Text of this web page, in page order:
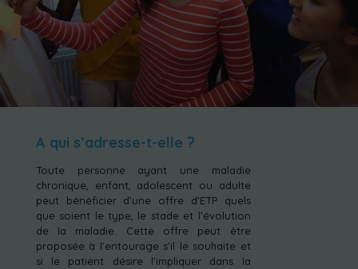
A qui s’adresse-t-elle ?
Toute personne ayant une maladie
chronique, enfant, adolescent ou adulte
peut bénéficier d’une offre d’ETP quels
que soient le type, le stade et l’évolution
de la maladie. Cette offre peut être
proposée à l’entourage s’il le souhaite et
si le patient désire l’impliquer dans la